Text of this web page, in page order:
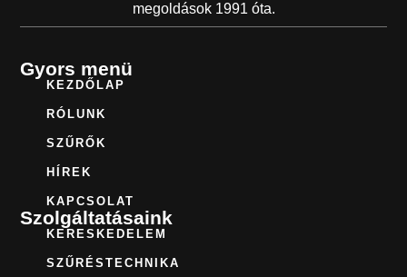
megoldások 1991 óta.
Gyors menü
KEZDŐLAP
RÓLUNK
SZŰRŐK
HÍREK
KAPCSOLAT
Szolgáltatásaink
KERESKEDELEM
SZŰRÉSTECHNIKA